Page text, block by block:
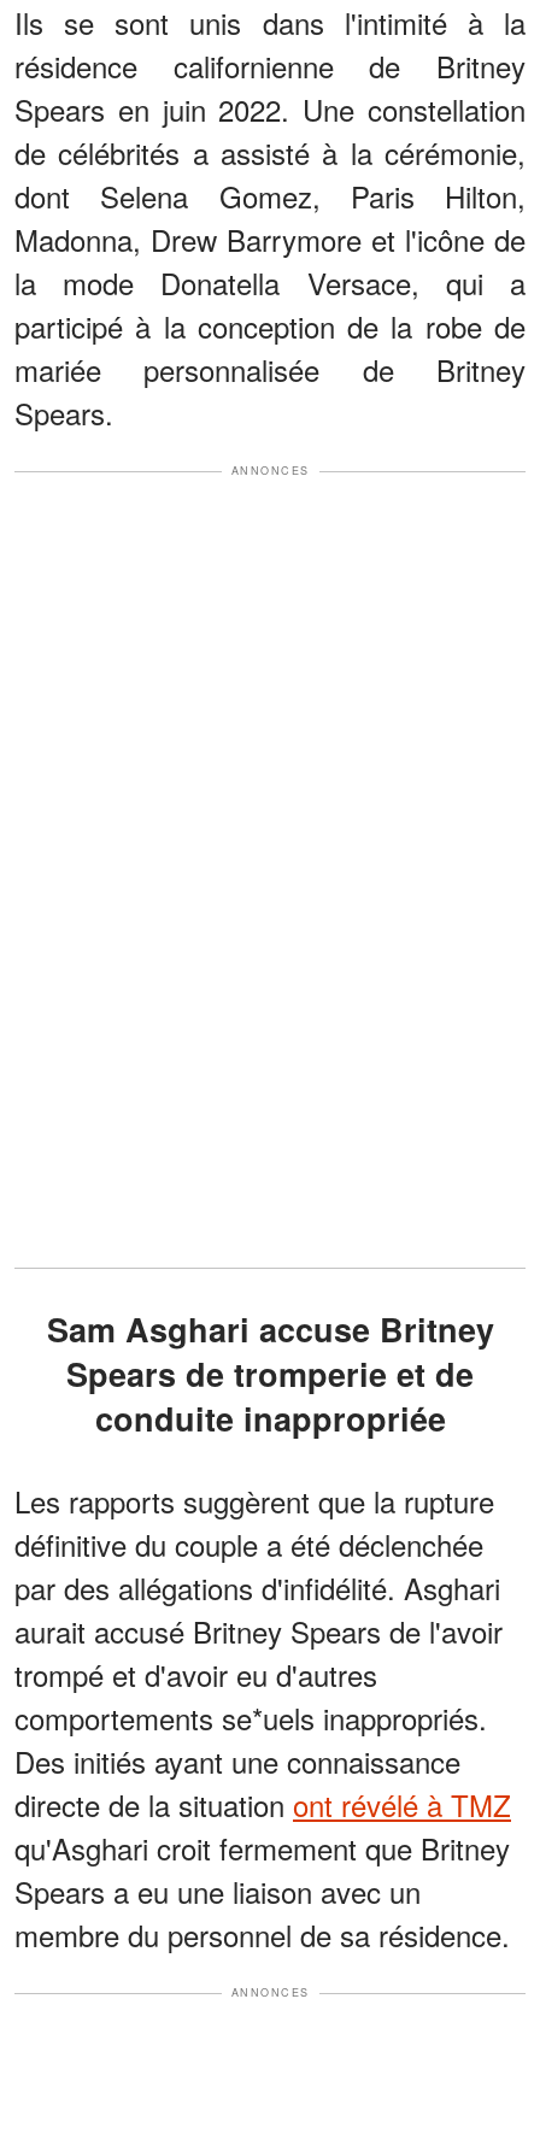
Ils se sont unis dans l'intimité à la
résidence californienne de Britney
Spears en juin 2022. Une constellation
de célébrités a assisté à la cérémonie,
dont Selena Gomez, Paris Hilton,
Madonna, Drew Barrymore et l'icône de
la mode Donatella Versace, qui a
participé à la conception de la robe de
mariée personnalisée de Britney
Spears.
ANNONCES
Sam Asghari accuse Britney
Spears de tromperie et de
conduite inappropriée
Les rapports suggèrent que la rupture
définitive du couple a été déclenchée
par des allégations d'infidélité. Asghari
aurait accusé Britney Spears de l'avoir
trompé et d'avoir eu d'autres
comportements se*uels inappropriés.
Des initiés ayant une connaissance
directe de la situation ont révélé à TMZ
qu'Asghari croit fermement que Britney
Spears a eu une liaison avec un
membre du personnel de sa résidence.
ANNONCES